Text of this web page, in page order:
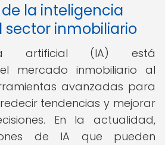
la inteligencia
sector inmobiliario
artificial (IA) está
mercado inmobiliario al
avanzadas para
tendencias y mejorar
En la actualidad,
de IA que pueden